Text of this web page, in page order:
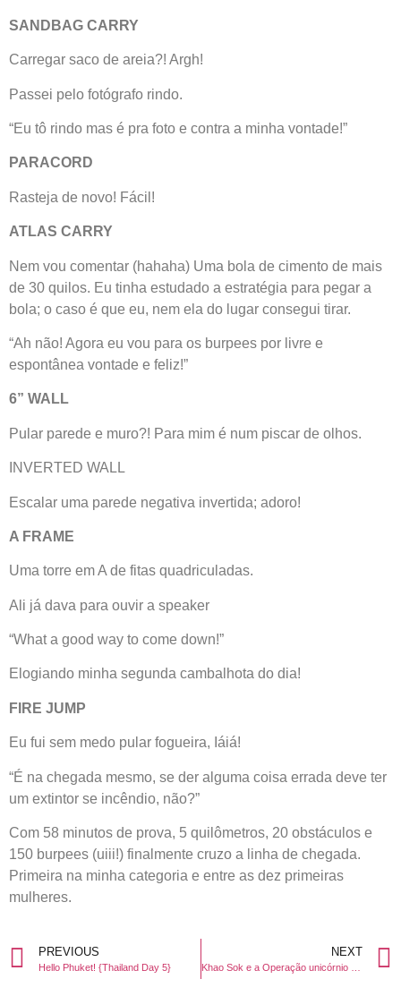
SANDBAG CARRY
Carregar saco de areia?! Argh!
Passei pelo fotógrafo rindo.
“Eu tô rindo mas é pra foto e contra a minha vontade!”
PARACORD
Rasteja de novo! Fácil!
ATLAS CARRY
Nem vou comentar (hahaha) Uma bola de cimento de mais
de 30 quilos. Eu tinha estudado a estratégia para pegar a
bola; o caso é que eu, nem ela do lugar consegui tirar.
“Ah não! Agora eu vou para os burpees por livre e
espontânea vontade e feliz!”
6” WALL
Pular parede e muro?! Para mim é num piscar de olhos.
INVERTED WALL
Escalar uma parede negativa invertida; adoro!
A FRAME
Uma torre em A de fitas quadriculadas.
Ali já dava para ouvir a speaker
“What a good way to come down!”
Elogiando minha segunda cambalhota do dia!
FIRE JUMP
Eu fui sem medo pular fogueira, Iáiá!
“É na chegada mesmo, se der alguma coisa errada deve ter
um extintor se incêndio, não?”
Com 58 minutos de prova, 5 quilômetros, 20 obstáculos e
150 burpees (uiii!) finalmente cruzo a linha de chegada.
Primeira na minha categoria e entre as dez primeiras
mulheres.
PREVIOUS
Hello Phuket! {Thailand Day 5}
NEXT
Khao Sok e a Operação unicórnio {Day 7}